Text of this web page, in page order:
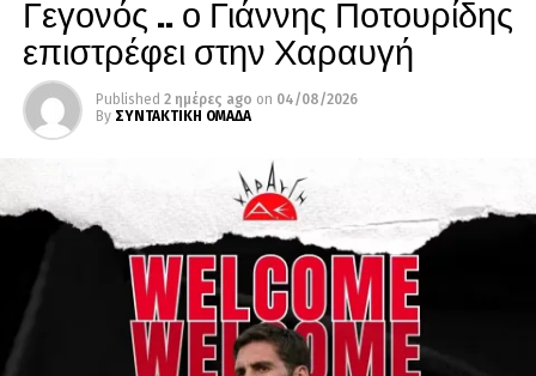
Γεγονός .. ο Γιάννης Ποτουρίδης
επιστρέφει στην Χαραυγή
Published 2 ημέρες ago on 04/08/2026
By ΣΥΝΤΑΚΤΙΚΗ ΟΜΑΔΑ